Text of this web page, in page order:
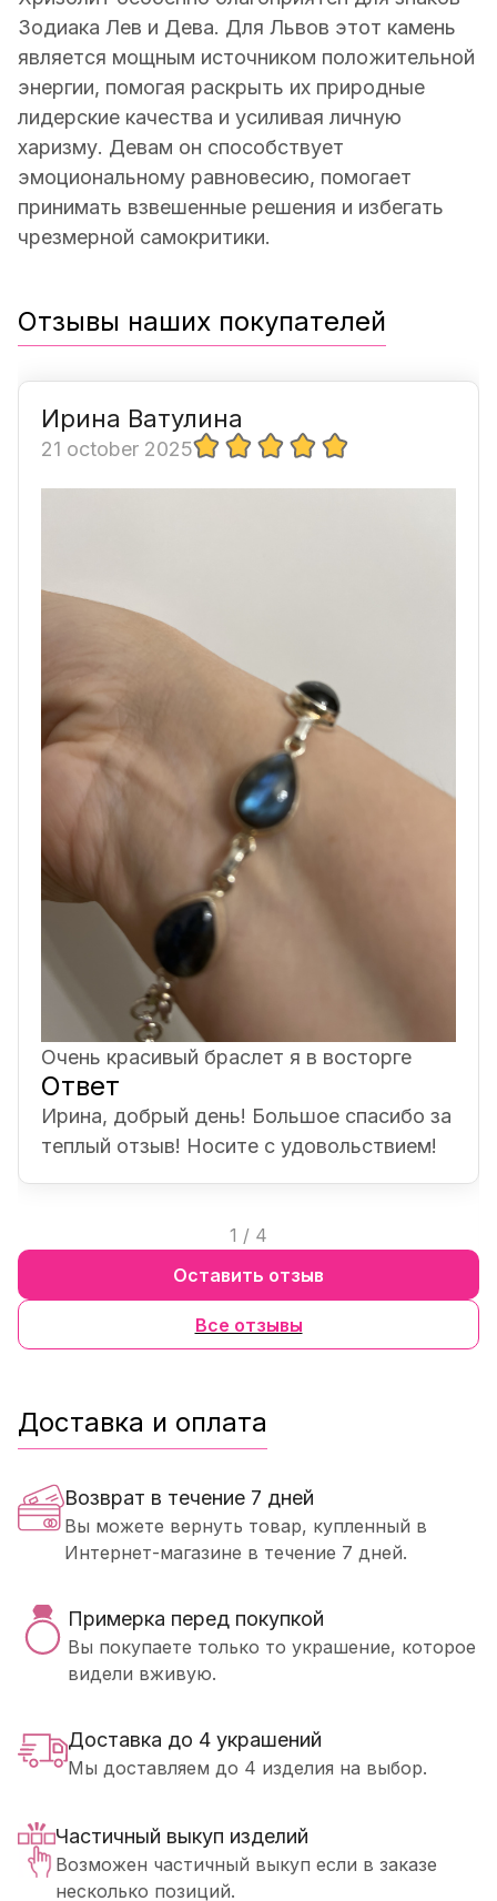
Зодиака Лев и Дева. Для Львов этот камень
является мощным источником положительной
энергии, помогая раскрыть их природные
лидерские качества и усиливая личную
харизму. Девам он способствует
эмоциональному равновесию, помогает
принимать взвешенные решения и избегать
чрезмерной самокритики.
Отзывы наших покупателей
Ирина Ватулина
21 october 2025
Очень красивый браслет я в восторге
Ответ
Ирина, добрый день! Большое спасибо за
теплый отзыв! Носите с удовольствием!
1 / 4
Все отзывы
Оставить отзыв
Доставка и оплата
Возврат в течение 7 дней
Вы можете вернуть товар, купленный в
Интернет-магазине в течение 7 дней.
Примерка перед покупкой
Вы покупаете только то украшение, которое
видели вживую.
Доставка до 4 украшений
Мы доставляем до 4 изделия на выбор.
Частичный выкуп изделий
Возможен частичный выкуп если в заказе
несколько позиций.